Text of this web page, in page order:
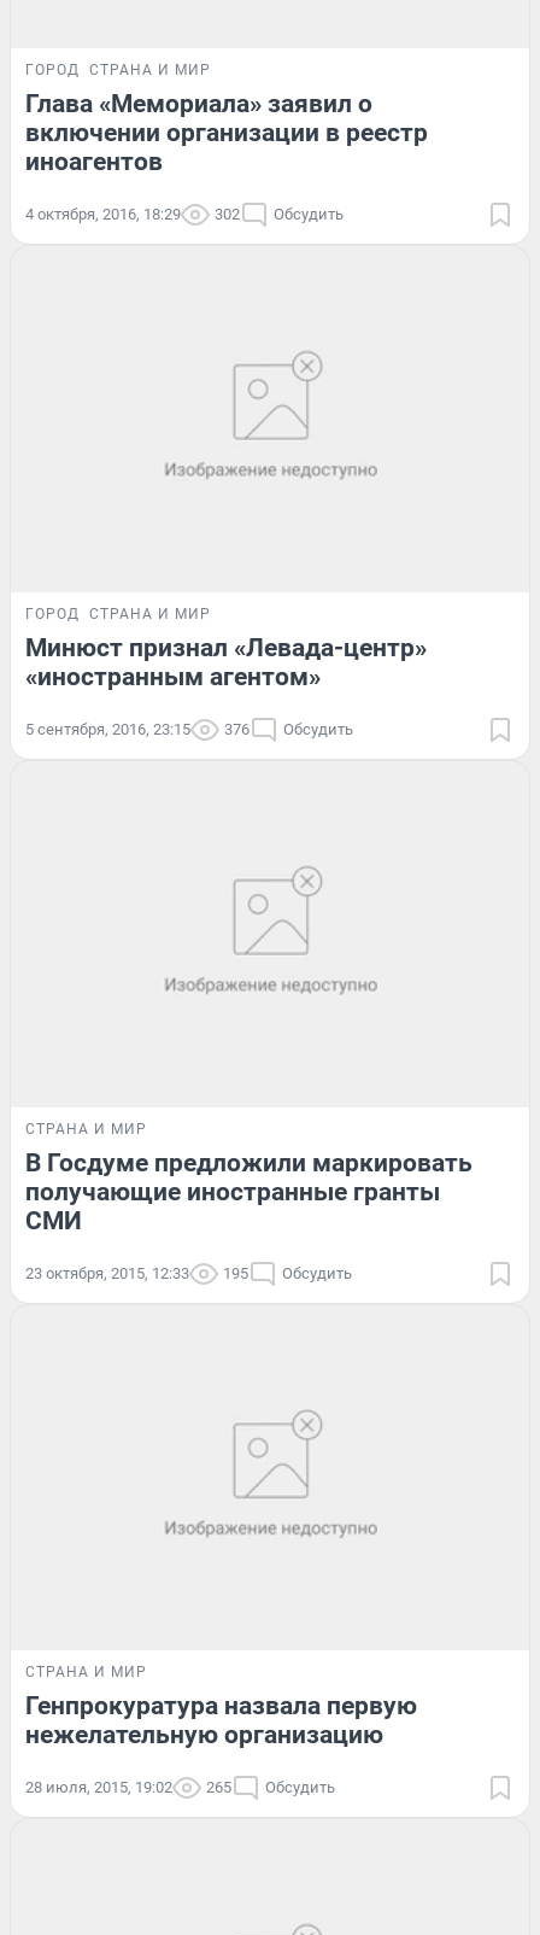
ГОРОД СТРАНА И МИР
Глава «Мемориала» заявил о
включении организации в реестр
иноагентов
4 октября, 2016, 18:29 302 Обсудить
ГОРОД СТРАНА И МИР
Минюст признал «Левада-центр»
«иностранным агентом»
5 сентября, 2016, 23:15 376 Обсудить
СТРАНА И МИР
В Госдуме предложили маркировать
получающие иностранные гранты
СМИ
23 октября, 2015, 12:33 195 Обсудить
СТРАНА И МИР
Генпрокуратура назвала первую
нежелательную организацию
28 июля, 2015, 19:02 265 Обсудить